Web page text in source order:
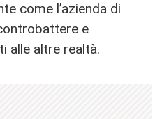
come l’azienda di
e
alle altre realtà.